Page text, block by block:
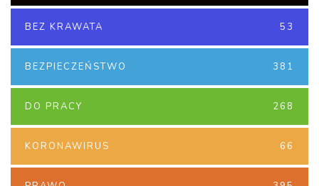
BEZ KRAWATA 53
BEZPIECZEŃSTWO 381
DO PRACY 268
KORONAWIRUS 66